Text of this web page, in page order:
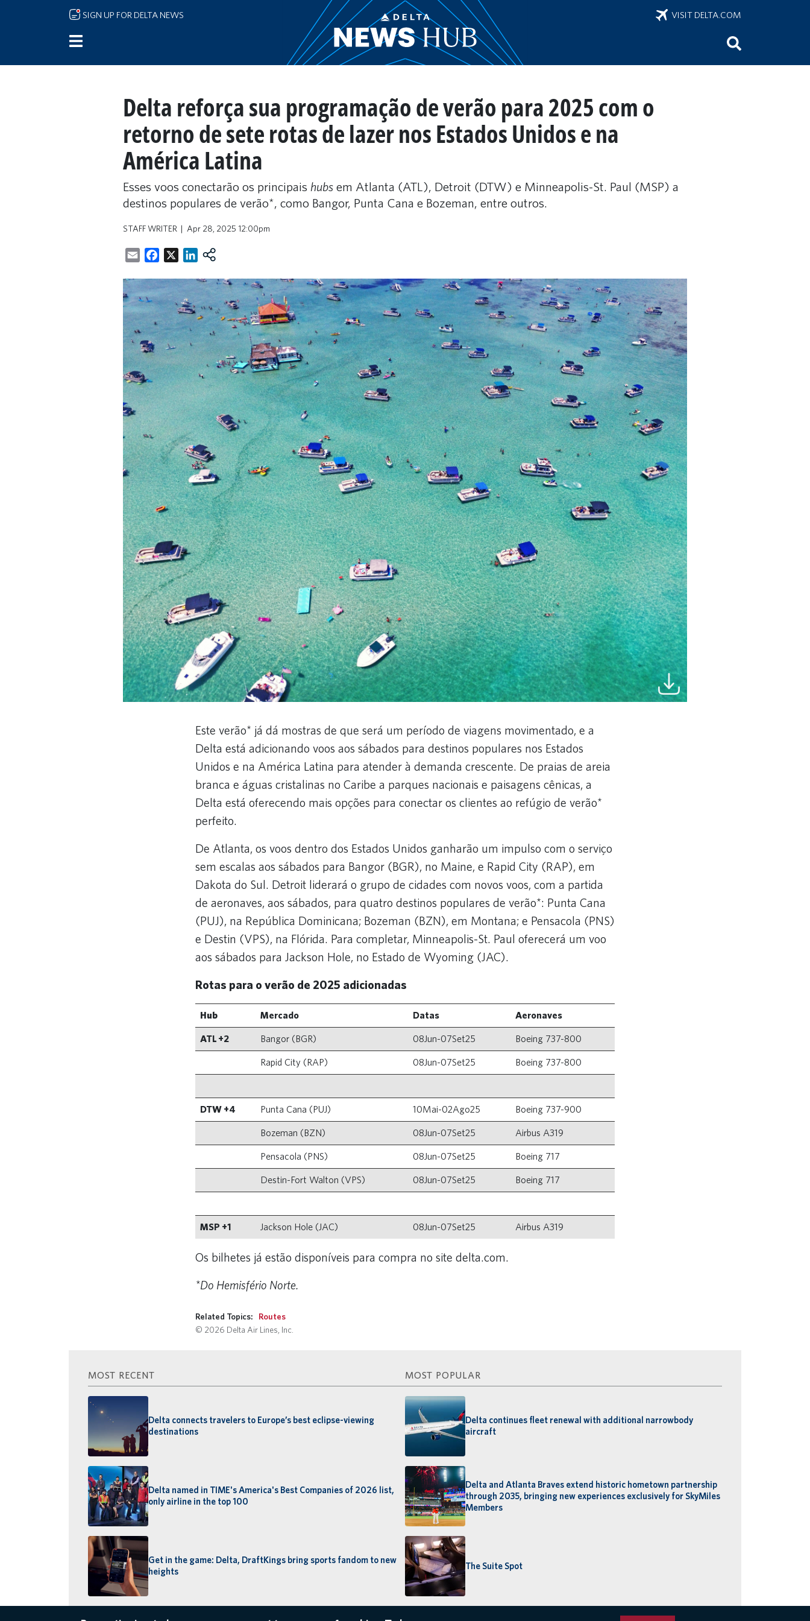
Skip to main content
SIGN UP FOR DELTA NEWS VISIT DELTA.COM
Delta reforça sua programação de verão para 2025 com o
retorno de sete rotas de lazer nos Estados Unidos e na
América Latina
Esses voos conectarão os principais hubs em Atlanta (ATL), Detroit (DTW) e Minneapolis-St. Paul (MSP) a
destinos populares de verão*, como Bangor, Punta Cana e Bozeman, entre outros.
STAFF WRITER Apr 28, 2025 12:00pm
EmailFacebookLinkedIn
Este verão* já dá mostras de que será um período de viagens movimentado, e a
Delta está adicionando voos aos sábados para destinos populares nos Estados
Unidos e na América Latina para atender à demanda crescente. De praias de areia
branca e águas cristalinas no Caribe a parques nacionais e paisagens cênicas, a
Delta está oferecendo mais opções para conectar os clientes ao refúgio de verão*
perfeito.
De Atlanta, os voos dentro dos Estados Unidos ganharão um impulso com o serviço
sem escalas aos sábados para Bangor (BGR), no Maine, e Rapid City (RAP), em
Dakota do Sul. Detroit liderará o grupo de cidades com novos voos, com a partida
de aeronaves, aos sábados, para quatro destinos populares de verão*: Punta Cana
(PUJ), na República Dominicana; Bozeman (BZN), em Montana; e Pensacola (PNS)
e Destin (VPS), na Flórida. Para completar, Minneapolis-St. Paul oferecerá um voo
aos sábados para Jackson Hole, no Estado de Wyoming (JAC).
Rotas para o verão de 2025 adicionadas
Hub Mercado Datas Aeronaves
ATL +2 Bangor (BGR) 08Jun-07Set25 Boeing 737-800
Rapid City (RAP) 08Jun-07Set25 Boeing 737-800
DTW +4 Punta Cana (PUJ) 10Mai-02Ago25 Boeing 737-900
Bozeman (BZN) 08Jun-07Set25 Airbus A319
Pensacola (PNS) 08Jun-07Set25 Boeing 717
Destin-Fort Walton (VPS) 08Jun-07Set25 Boeing 717
MSP +1 Jackson Hole (JAC) 08Jun-07Set25 Airbus A319
Os bilhetes já estão disponíveis para compra no site delta.com.
*Do Hemisfério Norte.
Related Topics:
Routes
© 2026 Delta Air Lines, Inc.
MOST RECENT
Delta connects travelers to Europe’s best eclipse-viewing
destinations
Delta named in TIME's America's Best Companies of 2026 list,
only airline in the top 100
Get in the game: Delta, DraftKings bring sports fandom to new
heights
MOST POPULAR
Delta continues fleet renewal with additional narrowbody
aircraft
Delta and Atlanta Braves extend historic hometown partnership
through 2035, bringing new experiences exclusively for SkyMiles
Members
The Suite Spot